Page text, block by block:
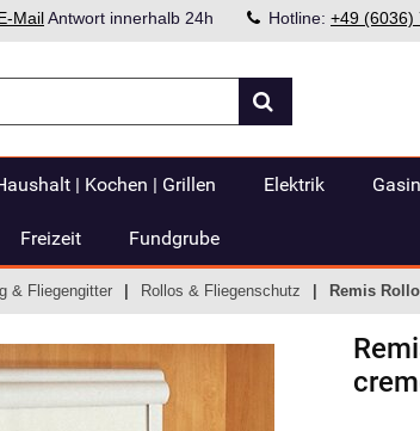
MailAntwort innerhalb 24h Hotline: +49 (6036)
| Kochen | Grillen Elektrik
Freizeit Fundgrube
& Fliegengitter Rollos & Fliegenschutz Remis